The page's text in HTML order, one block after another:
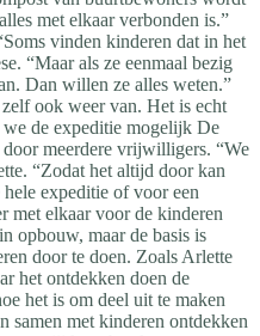
met elkaar verbonden is.”
vinden kinderen dat in het
“Maar als ze eenmaal bezig
Dan willen ze alles weten.”
ook weer van. Het is echt
de expeditie mogelijk De
meerdere vrijwilligers. “We
“Zodat het altijd door kan
expeditie of voor een
met elkaar voor de kinderen
opbouw, maar de basis is
door te doen. Zoals Arlette
het ontdekken doen de
het is om deel uit te maken
samen met kinderen ontdekken